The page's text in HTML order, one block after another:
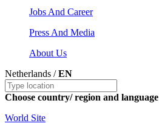
Jobs And Career
Press And Media
About Us
Netherlands /EN
Choose country/ region and language
World Site